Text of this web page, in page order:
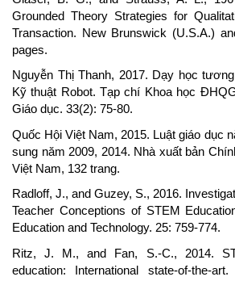
Grounded Theory Strategies for
Transaction. New Brunswick (U.S.A.)
pages.
Nguyễn Thị Thanh, 2017. Dạy học
Kỹ thuật Robot. Tạp chí Khoa học
Giáo dục. 33(2): 75-80.
Quốc Hội Việt Nam, 2015. Luật giáo dục
sung năm 2009, 2014. Nhà xuất bản
Việt Nam, 132 trang.
Radloff, J., and Guzey, S., 2016.
Teacher Conceptions of STEM
Education and Technology. 25: 759-774.
Ritz, J. M., and Fan, S.-C., 2014.
education: International state-of-the-